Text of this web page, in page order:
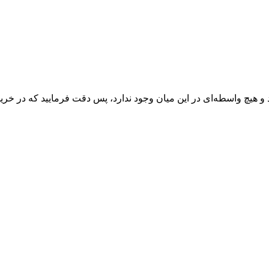
و هیچ واسطه‌ای در این میان وجود ندارد، پس دقت فرمایید که در